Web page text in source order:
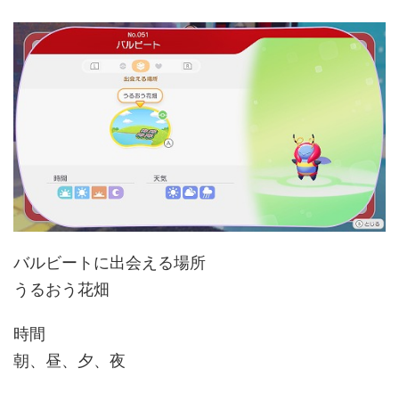
バルビートに出会える場所
うるおう花畑
時間
朝、昼、夕、夜